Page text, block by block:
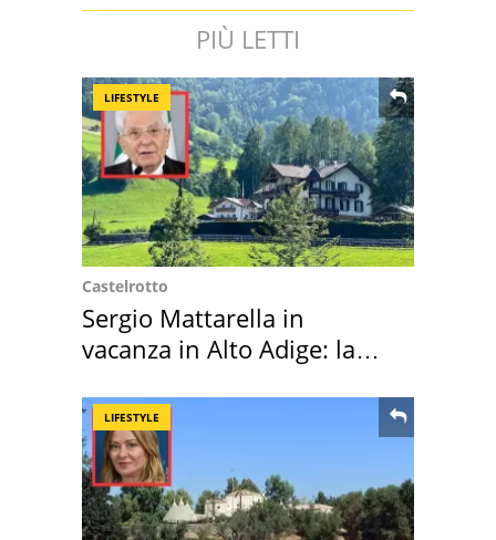
PIÙ LETTI
LIFESTYLE
Castelrotto
Sergio Mattarella in
vacanza in Alto Adige: la
LIFESTYLE